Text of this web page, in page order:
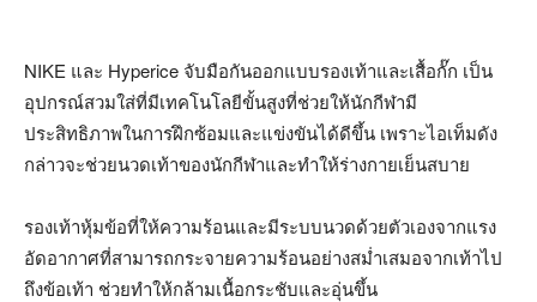
NIKE และ Hyperice จับมือกันออกแบบรองเท้าและเสื้อกั๊ก เป็น
อุปกรณ์สวมใส่ที่มีเทคโนโลยีขั้นสูงที่ช่วยให้นักกีฬามี
ประสิทธิภาพในการฝึกซ้อมและแข่งขันได้ดีขึ้น เพราะไอเท็มดัง
กล่าวจะช่วยนวดเท้าของนักกีฬาและทำให้ร่างกายเย็นสบาย
รองเท้าหุ้มข้อที่ให้ความร้อนและมีระบบนวดด้วยตัวเองจากแรง
อัดอากาศที่สามารถกระจายความร้อนอย่างสม่ำเสมอจากเท้าไป
ถึงข้อเท้า ช่วยทำให้กล้ามเนื้อกระชับและอุ่นขึ้น